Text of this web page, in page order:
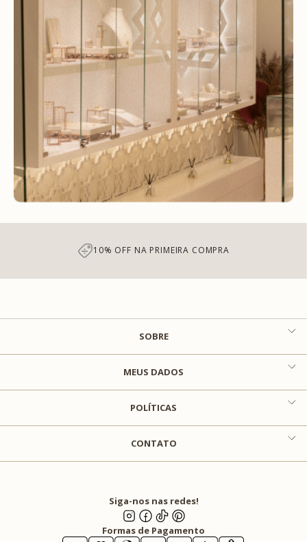
10% OFF NA PRIMEIRA COMPRA
SOBRE
MEUS DADOS
POLÍTICAS
CONTATO
Siga-nos nas redes!
Formas de Pagamento